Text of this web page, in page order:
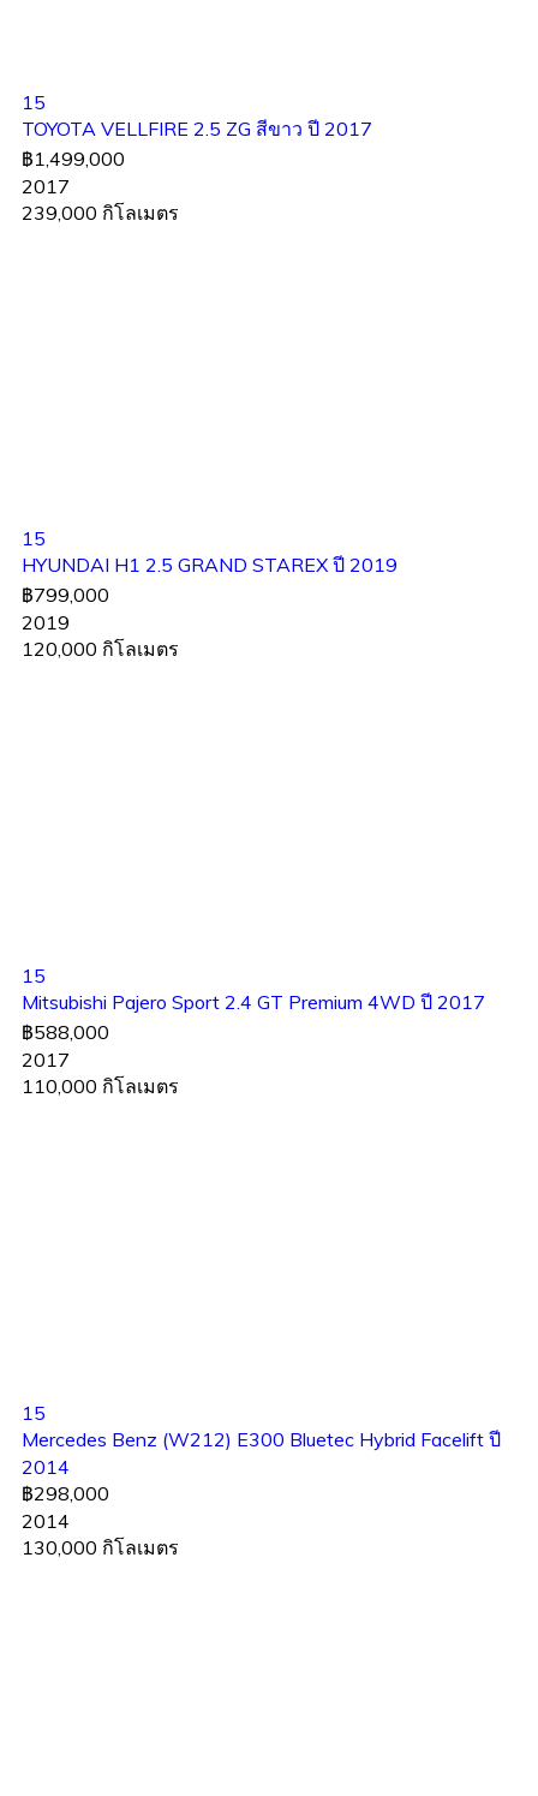
15
TOYOTA VELLFIRE 2.5 ZG สีขาว ปี 2017
฿1,499,000
2017
239,000 กิโลเมตร
15
HYUNDAI H1 2.5 GRAND STAREX ปี 2019
฿799,000
2019
120,000 กิโลเมตร
15
Mitsubishi Pajero Sport 2.4 GT Premium 4WD ปี 2017
฿588,000
2017
110,000 กิโลเมตร
15
Mercedes Benz (W212) E300 Bluetec Hybrid Facelift ปี
2014
฿298,000
2014
130,000 กิโลเมตร